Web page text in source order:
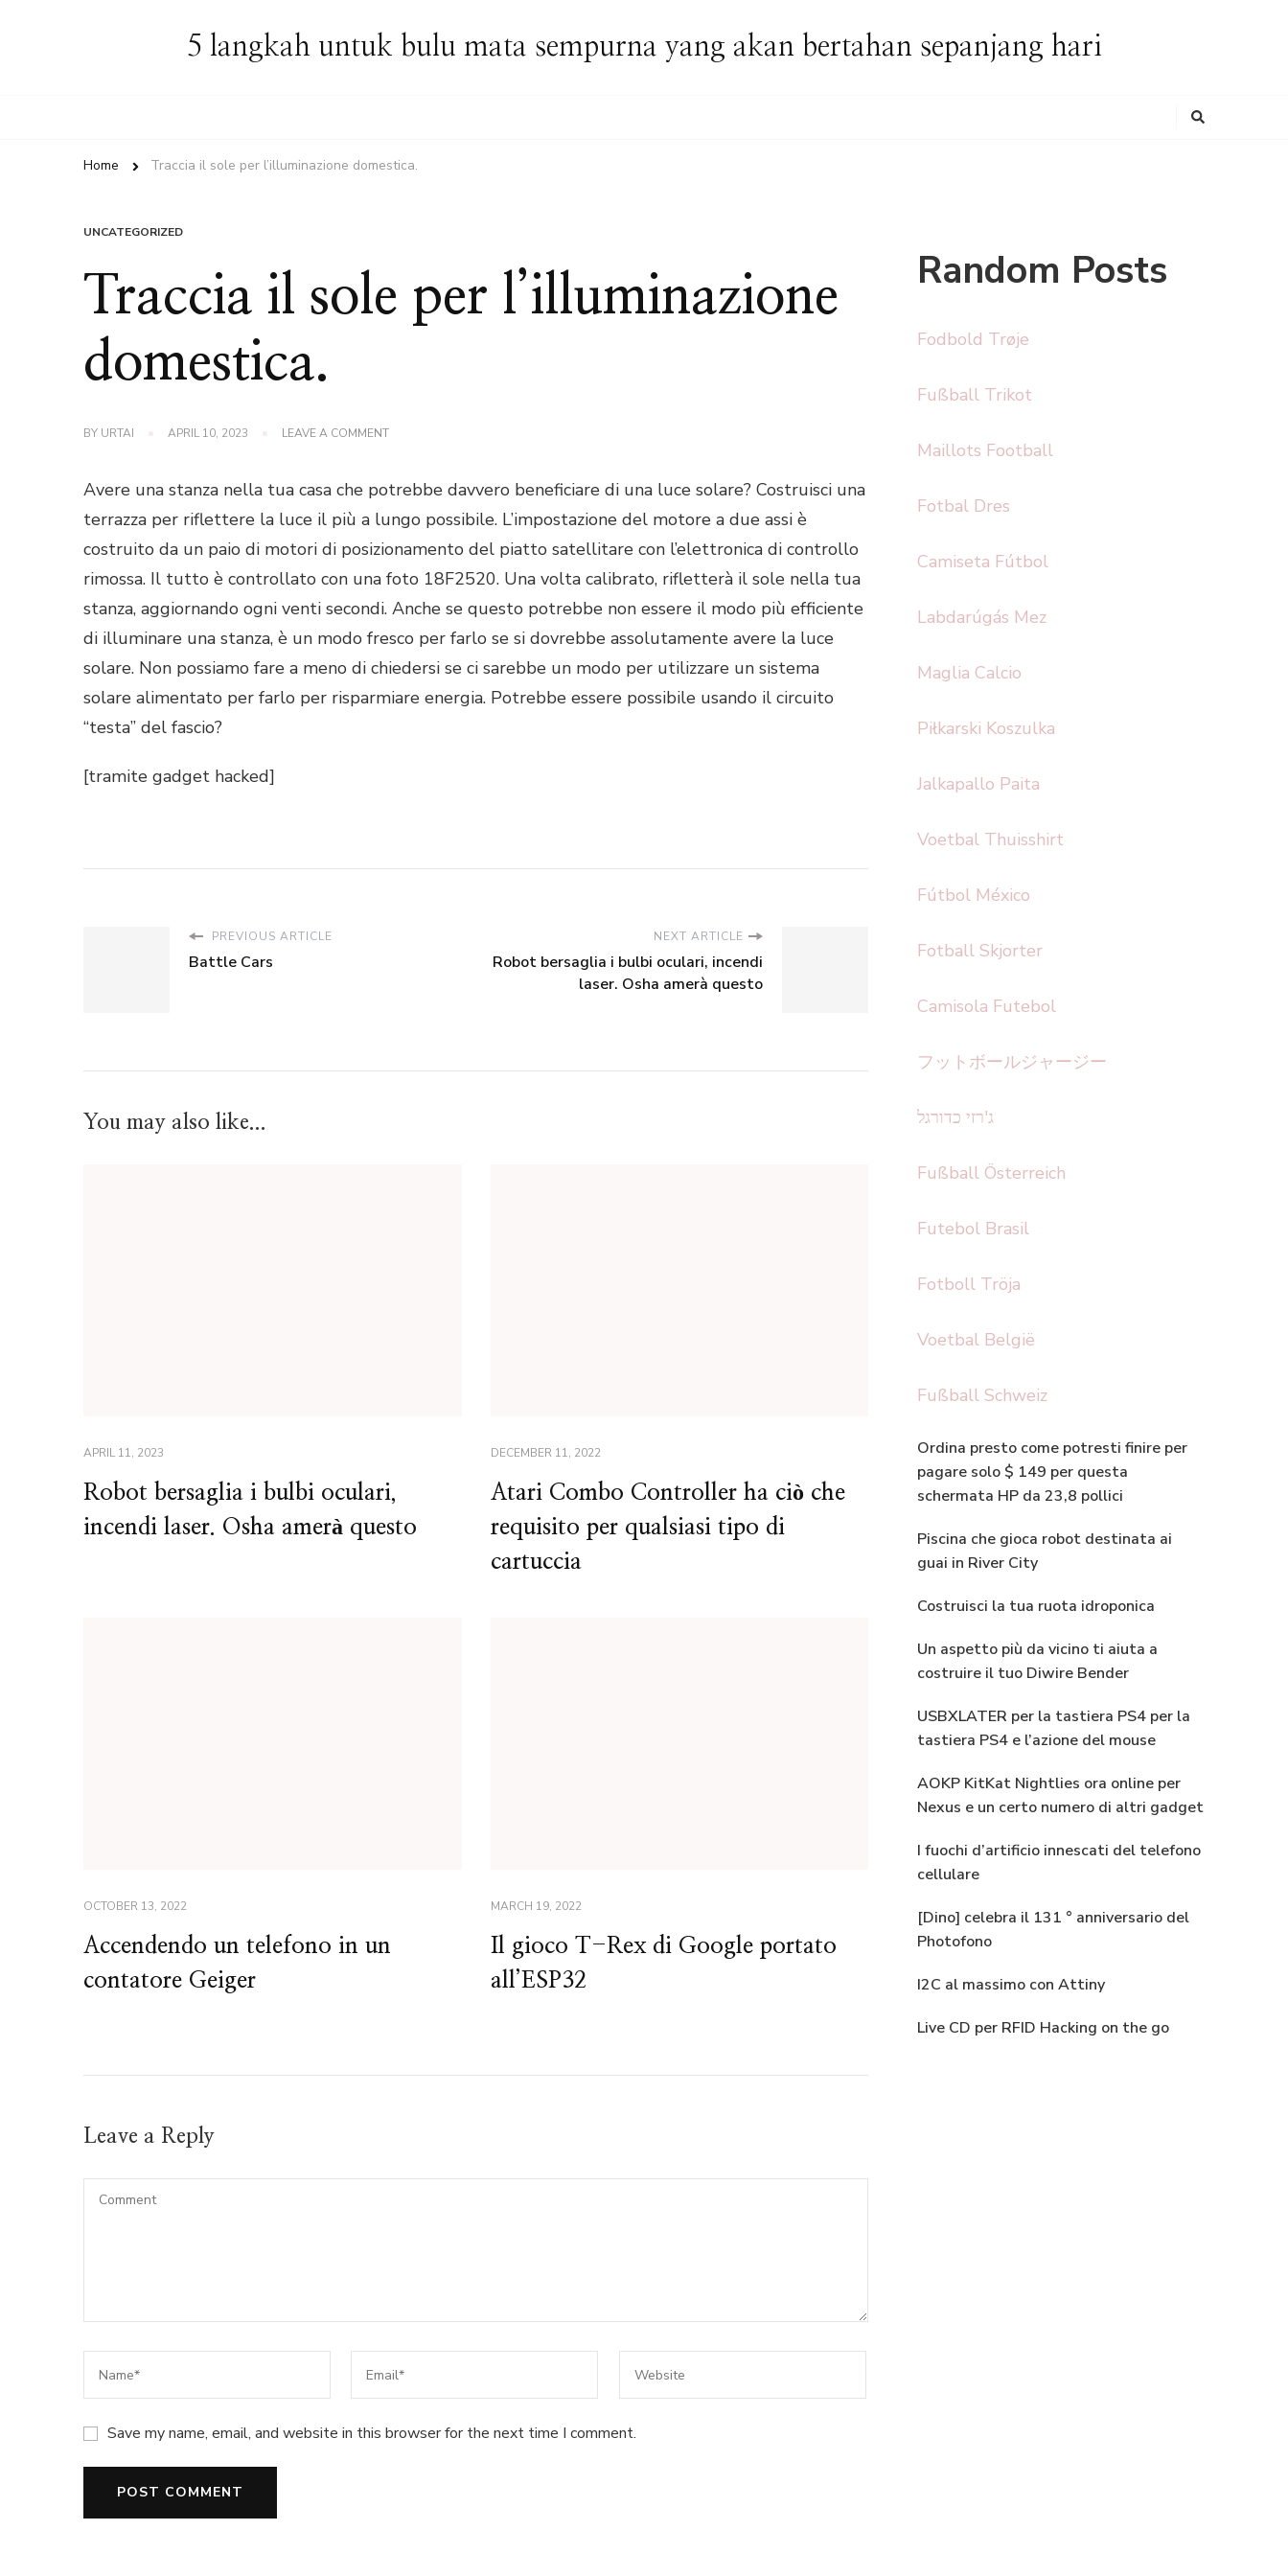
5 langkah untuk bulu mata sempurna yang akan bertahan sepanjang hari
Home Traccia il sole per l’illuminazione domestica.
UNCATEGORIZED
Traccia il sole per l’illuminazione
domestica.
BY URTAI APRIL 10, 2023 LEAVE A COMMENTON
SOLE
PER
L’ILLUMINAZIONE
DOMESTICA.
Avere una stanza nella tua casa che potrebbe davvero beneficiare di una luce solare? Costruisci una
terrazza per riflettere la luce il più a lungo possibile. L’impostazione del motore a due assi è
costruito da un paio di motori di posizionamento del piatto satellitare con l’elettronica di controllo
rimossa. Il tutto è controllato con una foto 18F2520. Una volta calibrato, rifletterà il sole nella tua
stanza, aggiornando ogni venti secondi. Anche se questo potrebbe non essere il modo più efficiente
di illuminare una stanza, è un modo fresco per farlo se si dovrebbe assolutamente avere la luce
solare. Non possiamo fare a meno di chiedersi se ci sarebbe un modo per utilizzare un sistema
solare alimentato per farlo per risparmiare energia. Potrebbe essere possibile usando il circuito
“testa” del fascio?
[tramite gadget hacked]
PREVIOUS ARTICLE
Battle Cars
NEXT ARTICLE
Robot bersaglia i bulbi oculari, incendi
laser. Osha amerà questo
You may also like...
APRIL 11, 2023
Robot bersaglia i bulbi oculari,
incendi laser. Osha amerà questo
DECEMBER 11, 2022
Atari Combo Controller ha ciò che
requisito per qualsiasi tipo di
cartuccia
OCTOBER 13, 2022
Accendendo un telefono in un
contatore Geiger
MARCH 19, 2022
Il gioco T-Rex di Google portato
all’ESP32
Leave a Reply
Save my name, email, and website in this browser for the next time I comment.
Random Posts
Fodbold Trøje
Fußball Trikot
Maillots Football
Fotbal Dres
Camiseta Fútbol
Labdarúgás Mez
Maglia Calcio
Piłkarski Koszulka
Jalkapallo Paita
Voetbal Thuisshirt
Fútbol México
Fotball Skjorter
Camisola Futebol
フットボールジャージー
ג'רזי כדורגל
Fußball Österreich
Futebol Brasil
Fotboll Tröja
Voetbal België
Fußball Schweiz
Ordina presto come potresti finire per
pagare solo $ 149 per questa
schermata HP da 23,8 pollici
Piscina che gioca robot destinata ai
guai in River City
Costruisci la tua ruota idroponica
Un aspetto più da vicino ti aiuta a
costruire il tuo Diwire Bender
USBXLATER per la tastiera PS4 per la
tastiera PS4 e l’azione del mouse
AOKP KitKat Nightlies ora online per
Nexus e un certo numero di altri gadget
I fuochi d’artificio innescati del telefono
cellulare
[Dino] celebra il 131 ° anniversario del
Photofono
I2C al massimo con Attiny
Live CD per RFID Hacking on the go